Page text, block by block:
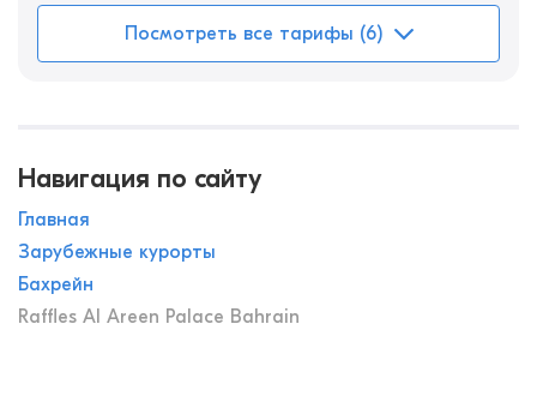
Посмотреть все тарифы (6)
Навигация по сайту
Главная
Зарубежные курорты
Бахрейн
Raffles Al Areen Palace Bahrain